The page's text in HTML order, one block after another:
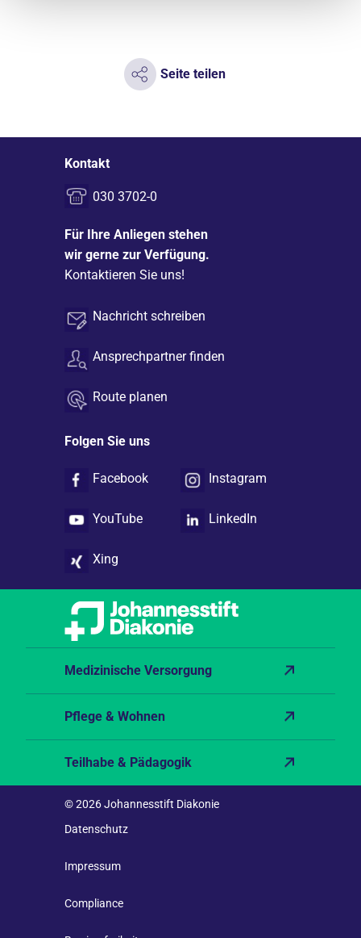
Seite teilen
Kontakt
030 3702-0
Für Ihre Anliegen stehen
wir gerne zur Verfügung.
Kontaktieren Sie uns!
Nachricht schreiben
Ansprechpartner finden
Route planen
Folgen Sie uns
Facebook Instagram
YouTube LinkedIn
Xing
Medizinische Versorgung
Pflege & Wohnen
Teilhabe & Pädagogik
© 2026 Johannesstift Diakonie
Datenschutz
Impressum
Compliance